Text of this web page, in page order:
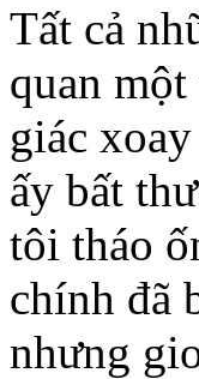
Tất cả
quan
giác
ấy bất
tôi tháo
chính đã
nhưng